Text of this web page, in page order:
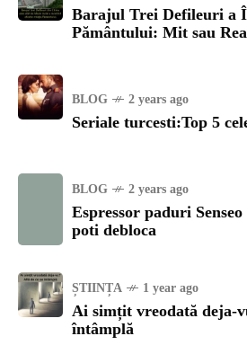
Barajul Trei Defileuri a
Pământului: Mit sau
BLOG 2 years ago
Seriale turcesti:Top 5
BLOG 2 years ago
Espressor paduri
poti debloca
ȘTIINȚA 1 year ago
Ai simțit vreodată deja-
întâmplă